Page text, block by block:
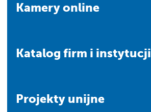
Kamery online
Katalog firm i instytucji
Projekty unijne